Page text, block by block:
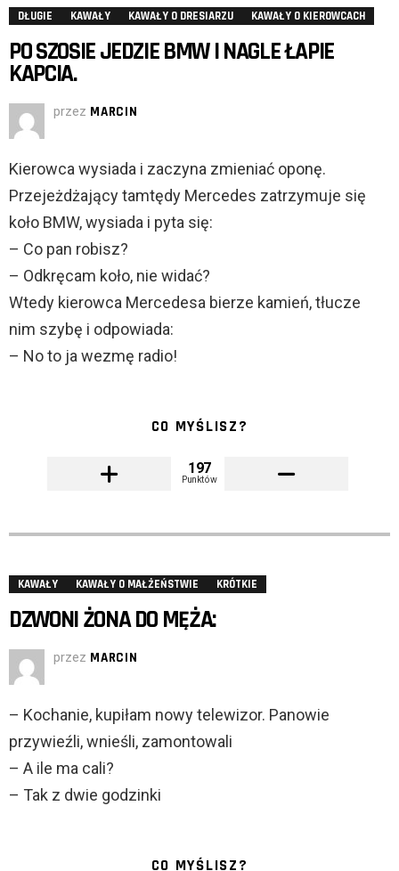
DŁUGIE KAWAŁY KAWAŁY O DRESIARZU KAWAŁY O KIEROWCACH
PO SZOSIE JEDZIE BMW I NAGLE ŁAPIE
KAPCIA.
przez MARCIN
Kierowca wysiada i zaczyna zmieniać oponę.
Przejeżdżający tamtędy Mercedes zatrzymuje się
koło BMW, wysiada i pyta się:
– Co pan robisz?
– Odkręcam koło, nie widać?
Wtedy kierowca Mercedesa bierze kamień, tłucze
nim szybę i odpowiada:
– No to ja wezmę radio!
CO MYŚLISZ?
197
Punktów
KAWAŁY KAWAŁY O MAŁŻEŃSTWIE KRÓTKIE
DZWONI ŻONA DO MĘŻA:
przez MARCIN
– Kochanie, kupiłam nowy telewizor. Panowie
przywieźli, wnieśli, zamontowali
– A ile ma cali?
– Tak z dwie godzinki
CO MYŚLISZ?